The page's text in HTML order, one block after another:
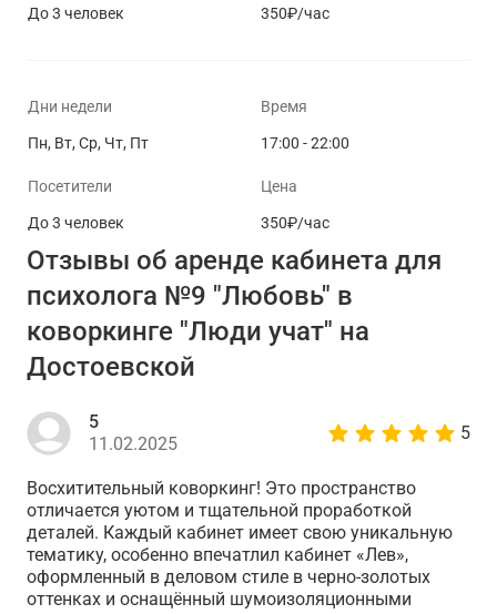
До 3 человек 350₽/час
Дни недели
Пн, Вт, Ср, Чт, Пт
Время
17:00 - 22:00
Посетители
До 3 человек
Цена
350₽/час
Отзывы об аренде кабинета для
психолога №9 "Любовь" в
коворкинге "Люди учат" на
Достоевской
5
11.02.2025
5
Восхитительный коворкинг! Это пространство
отличается уютом и тщательной проработкой
деталей. Каждый кабинет имеет свою уникальную
тематику, особенно впечатлил кабинет «Лев»,
оформленный в деловом стиле в черно-золотых
оттенках и оснащённый шумоизоляционными